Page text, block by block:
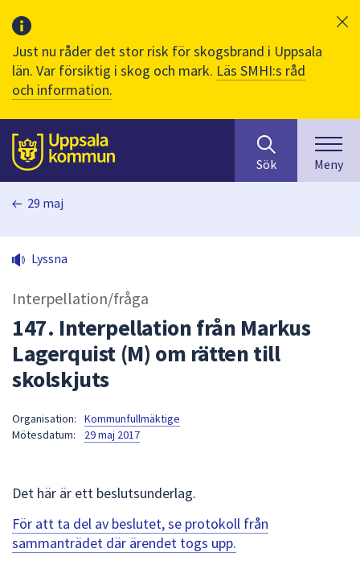
Just nu råder det stor risk för skogsbrand i Uppsala
län. Var försiktig i skog och mark. Läs SMHI:s råd
och information.
Till sidans
huvudinnehåll
efter
innehåll
på
sökfältet
kommer
sökförslag
att
navigera
mellan
Sök Meny
29 maj
Lyssna
Interpellation/fråga
147. Interpellation från Markus
Lagerquist (M) om rätten till
skolskjuts
Organisation:
Kommunfullmäktige
Mötesdatum:
29 maj 2017
Det här är ett beslutsunderlag.
För att ta del av beslutet, se protokoll från
sammanträdet där ärendet togs upp.